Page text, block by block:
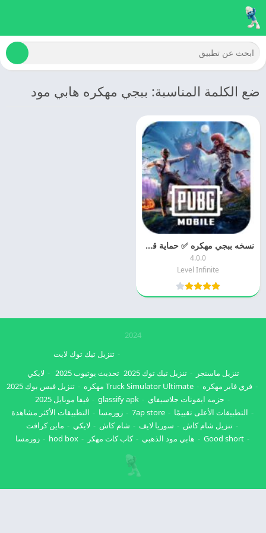
ضع الكلمة المناسبة: ببجي مهكره هابي مود
نسخه ببجي مهكره ✅ حماية قويه من ١٠ سنوات ✅ مميزات نسخه 🔥👇🏻 – للاندرويد مجانا
4.0.0
Level Infinite
2024
تنزيل ماسنجر تنزيل تيك توك 2025
تنزيل تيك توك لايت
تحديث يوتيوب 2025
لايكي
فري فاير مهكره
Truck Simulator Ultimate مهكره
تنزيل فيس بوك 2025
حزمه ايقونات جلاسيفاي
glassify apk
فيفا موبايل 2025
التطبيقات الأعلى تقييمًا
7ap store زورمسا
التطبيقات الأكثر مشاهدة
تنزيل شام كاش
سوريا لايف شام كاش لايكي
ماين كرافت
Good short
هابي مود الذهبي كاب كات مهكر hod box زورمسا